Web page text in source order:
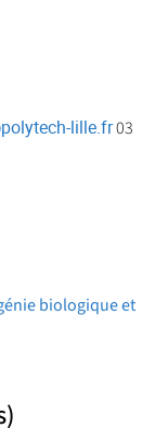
polytech-lille.fr03
biologique et